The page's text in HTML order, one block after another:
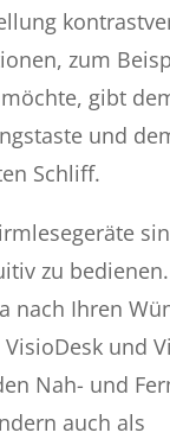
zum
möchte, gibt
und
Schliff.
zu
nach Ihren
und
Nah- und
auch als